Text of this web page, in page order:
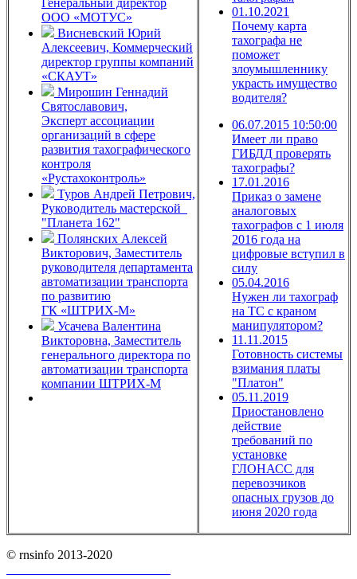
ООО «МОТУС»
Висневский Юрий
Алексеевич, Коммерческий
директор группы компаний
«СКАУТ»
Мирошин Геннадий
Святославович,
Эксперт ассоциации
организаций в сфере
развития тахографического
контроля
«Рустахоконтроль»
Туров Андрей Петрович,
Руководитель мастерской
"Планета 162"
Полянских Алексей
Викторович, Заместитель
руководителя департамента
автоматизации транспорта
по развитию
ГК «ШТРИХ-М»
Усачева Валентина
Викторовна, Заместитель
генерального директора по
автоматизации транспорта
компании ШТРИХ-М
01.10.2021
Почему карта
тахографа не
поможет
злоумышленнику
украсть имущество
водителя?
06.07.2015 10:50:00
Имеет ли право
ГИБДД проверять
тахографы?
17.01.2016
Приказ о замене
аналоговых
тахографов с 1 июля
2016 года на
цифровые вступил в
силу
05.04.2016
Нужен ли тахограф
на ТС с краном
манипулятором?
11.11.2015
Готовность системы
взимания платы
"Платон"
05.11.2019
Приостановлено
действие
требований по
установке
ГЛОНАСС для
перевозчиков
опасных грузов до
июня 2020 года
© rnsinfo 2013-2020